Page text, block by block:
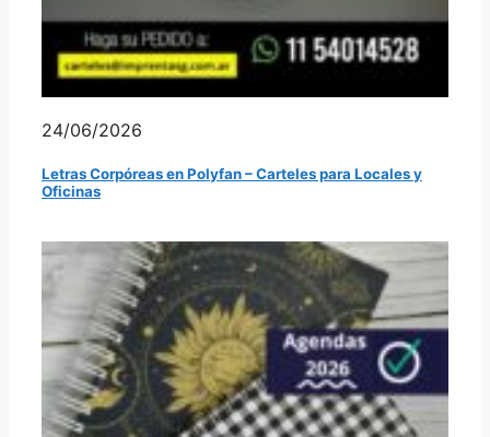
24/06/2026
Letras Corpóreas en Polyfan – Carteles para Locales y
Oficinas